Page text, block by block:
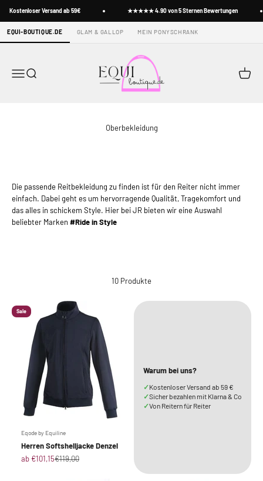
Kostenloser Versand ab 59€ ★★★★★ 4.90 von 5 Sternen Bewertungen
EQUI-BOUTIQUE.DE GLAM & GALLOP MEIN PONYSCHRANK
MenüSuche
Equi-boutique.de
Die passende Reitbekleidung zu finden ist für den Reiter nicht immer
einfach. Dabei geht es um hervorragende Qualität, Tragekomfort und
das alles in schickem Style. Hier bei JR bieten wir eine Auswahl
beliebter Marken #Ride in Style
10 Produkte
Sale
Eqode by Equiline
Herren Softshelljacke Denzel
Angebot
ab €101,15Regulärer Preis
€119,00
Warum bei uns?
✓Kostenloser Versand ab 59 €
✓Sicher bezahlen mit Klarna & Co
✓Von Reitern für Reiter